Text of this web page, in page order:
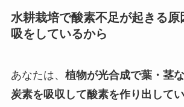
水耕栽培で酸素不足が起きる原
吸をしているから
あなたは、 植物が光合成で葉・茎
炭素を吸収して酸素を作り出して